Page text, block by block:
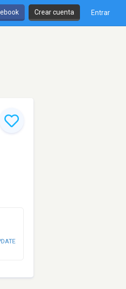
Crear cuenta Entrar